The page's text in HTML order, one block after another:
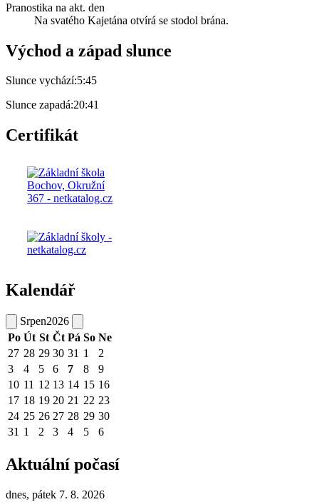
Pranostika na akt. den
Na svatého Kajetána otvírá se stodol brána.
Východ a západ slunce
Slunce vychází:5:45
Slunce zapadá:20:41
Certifikát
Kalendář
Srpen2026
Po Út St Čt Pá So Ne
27 28 29 30 31 1
2
3
4 5 6 7 8
9
10 11 12 13 14 15 16
17 18 19 20 21 22 23
24 25 26 27 28 29 30
31 1 2 3 4 5 6
Aktuální počasí
dnes, pátek 7. 8. 2026